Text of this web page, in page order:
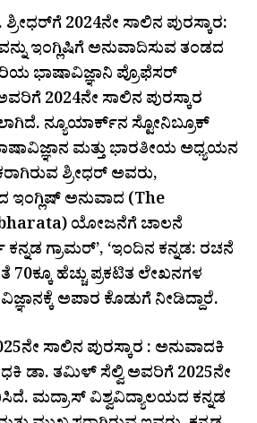
2024ನೇ ಸಾಲಿನ ಪುರಸ್ಕಾರ:
ಇಂಗ್ಲಿಷಿಗೆ ಅನುವಾದಿಸುವ ತಂಡದ
ಭಾಷಾವಿಜ್ಞಾನಿ ಪ್ರೊಫೆಸರ್
2024ನೇ ಸಾಲಿನ ಪುರಸ್ಕಾರ
ನ್ಯೂಯಾರ್ಕ್‌ನ ಸ್ಟೋನಿಬ್ರೂಕ್
ಮತ್ತು ಭಾರತೀಯ ಅಧ್ಯಯನ
ಶ್ರೀಧರ್ ಅವರು,
ಇಂಗ್ಲಿಷ್ ಅನುವಾದ (The
ಯೋಜನೆಗೆ ಚಾಲನೆ
ಗ್ರಾಮರ್’, ‘ಇಂದಿನ ಕನ್ನಡ: ರಚನೆ
70ಕ್ಕೂ ಹೆಚ್ಚು ಪ್ರಕಟಿತ ಲೇಖನಗಳ
ಅಪಾರ ಕೊಡುಗೆ ನೀಡಿದ್ದಾರೆ.
ಸಾಲಿನ ಪುರಸ್ಕಾರ : ಅನುವಾದಕಿ
ಡಾ. ತಮಿಳ್ ಸೆಲ್ವಿ ಅವರಿಗೆ 2025ನೇ
ಮದ್ರಾಸ್ ವಿಶ್ವವಿದ್ಯಾಲಯದ ಕನ್ನಡ